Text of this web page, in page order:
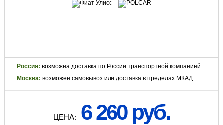
Россия: возможна доставка по России транспортной компанией
Москва: возможен самовывоз или доставка в пределах МКАД
ЦЕНА: 6 260 руб.